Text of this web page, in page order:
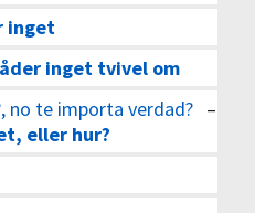
inget
inget tvivel om
no te importa verdad?–
eller hur?